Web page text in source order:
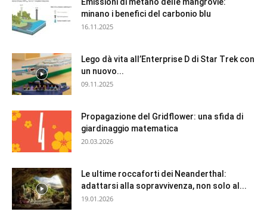
minano i benefici del carbonio blu
16.11.2025
Lego dà vita all’Enterprise D di Star Trek con
un nuovo...
09.11.2025
Propagazione del Gridflower: una sfida di
giardinaggio matematica
20.03.2026
Le ultime roccaforti dei Neanderthal:
adattarsi alla sopravvivenza, non solo al...
19.01.2026